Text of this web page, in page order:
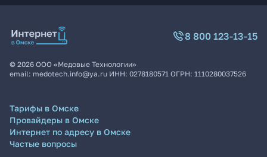
8 800 123-13-15
© 2026 ООО «Медовые Технологии»
email: medotech.info@ya.ru ИНН: 0278180571 ОГРН: 1110280037526
Тарифы в Омске
Провайдеры в Омске
Интернет по адресу в Омске
Частые вопросы